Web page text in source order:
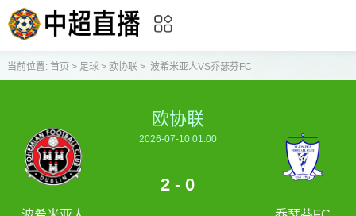
当前位置: 首页 > 足球> 欧协联> 波希米亚人VS乔瑟芬FC
欧协联
2026-07-10 01:00
2 - 0